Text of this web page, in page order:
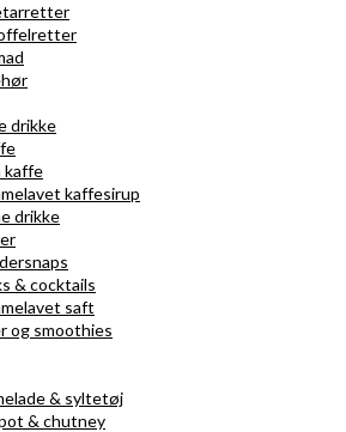
drikke
kaffe
kaffesirup
drikke
& cocktails
saft
og smoothies
& syltetøj
& chutney